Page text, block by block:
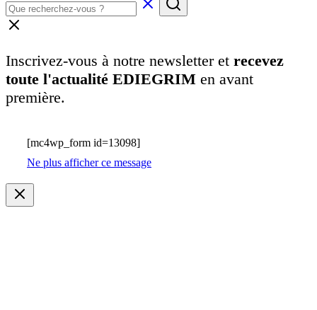
Inscrivez-vous à notre newsletter et recevez
toute l'actualité EDIEGRIM en avant
première.
[mc4wp_form id=13098]
Ne plus afficher ce message